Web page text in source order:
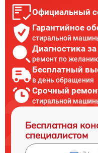
Официальный
Гарантийное
стиральной
Диагностика
ремонт по
Бесплатный
в день обращения
Срочный
стиральной
Бесплатная
специалистом